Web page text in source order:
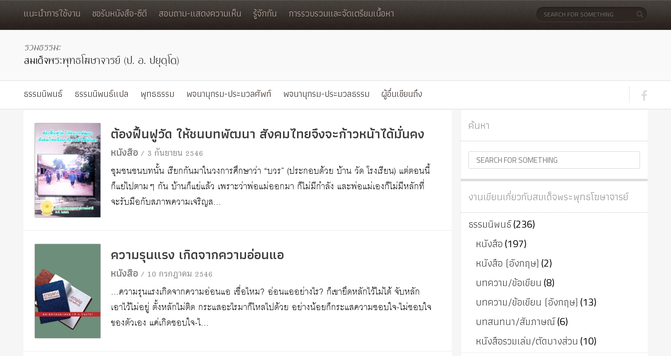
แนะนำการใช้งาน ขอรับหนังสือ-ซีดี สอบถาม-แสดงความเห็น รู้จักกัน การรวบรวมและจัดเตรียมเนื้อหา
ธรรมนิพนธ์ ธรรมนิพนธ์แปล พุทธธรรม พจนานุกรม-ประมวลศัพท์ พจนานุกรม-ประมวลธรรม ผู้อื่นเขียนถึง
ต้องฟื้นฟูวัด ให้ชนบทพัฒนา สังคมไทยจึงจะก้าวหน้าได้มั่นคง
หนังสือ/ 3 กันยายน 2546
ชุมชนชนบทนั้น เรียกกันมาในวงการศึกษาว่า “บวร” (ประกอบด้วย บ้าน วัด โรงเรียน) แต่ตอนนี้
ก็แย่ไปตามๆ กัน บ้านก็แย่แล้ว เพราะว่าพ่อแม่ออกมา ก็ไม่มีกำลัง และพ่อแม่เองก็ไม่มีหลักที่
จะรับมือกับสภาพความเจริญส…
ความรุนแรง เกิดจากความอ่อนแอ
หนังสือ/ 10 กรกฎาคม 2546
…ความรุนแรงเกิดจากความอ่อนแอ เชื่อไหม? อ่อนแออย่างไร? ก็เขายึดหลักไว้ไม่ได้ จับหลัก
เอาไว้ไม่อยู่ ตั้งหลักไม่ติด กระแสอะไรมาก็ไหลไปด้วย อย่างน้อยก็กระแสความชอบใจ-ไม่ชอบใจ
ของตัวเอง แค่เกิดชอบใจ-ไ…
ค้นหา
งานเขียนเกี่ยวกับสมเด็จพระพุทธโฆษาจารย์
ธรรมนิพนธ์(236)
หนังสือ(197)
หนังสือ (อังกฤษ) (2)
บทความ/ข้อเขียน (8)
บทความ/ข้อเขียน (อังกฤษ) (13)
บทสนทนา/สัมภาษณ์(6)
หนังสือรวมเล่ม/ตัดบางส่วน (10)